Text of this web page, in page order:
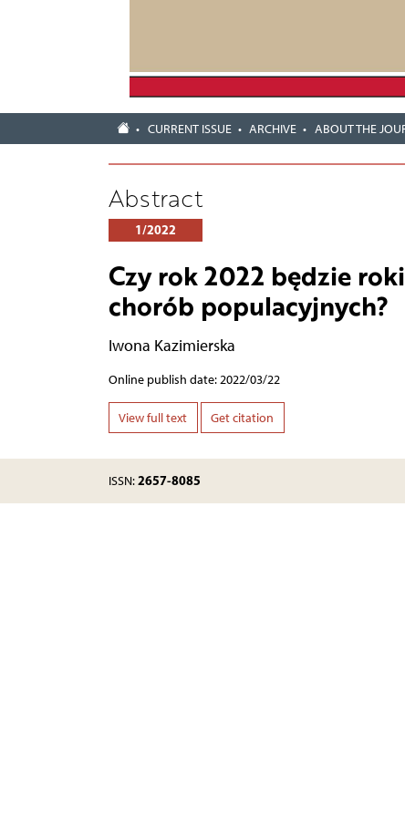
CURRENT ISSUE ARCHIVE ABOUT THE
Abstract
1/2022
Czy rok 2022 będzie
chorób populacyjnych?
Iwona Kazimierska
Online publish date: 2022/03/22
View full text Get citation
ISSN:2657-8085